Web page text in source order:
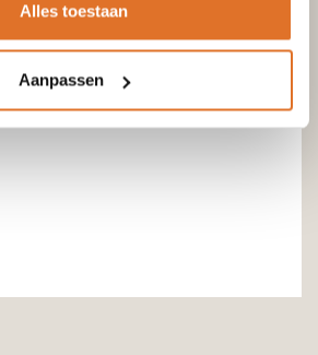
Alles toestaan
Aanpassen